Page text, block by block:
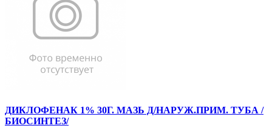
ДИКЛОФЕНАК 1% 30Г. МАЗЬ Д/НАРУЖ.ПРИМ. ТУБА /
БИОСИНТЕЗ/